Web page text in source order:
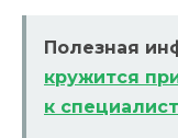
Полезная
кружится
к